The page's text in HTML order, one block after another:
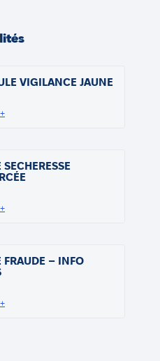
VIGILANCE JAUNE
SECHERESSE
FRAUDE – INFO